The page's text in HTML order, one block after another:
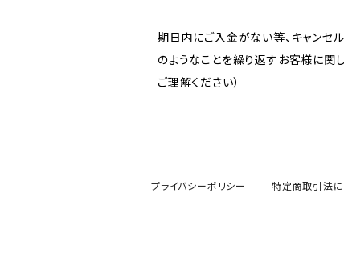
期日内にご入金がない等、キャンセ
のようなことを繰り返すお客様に関
ご理解ください）
プライバシーポリシー 特定商取引法